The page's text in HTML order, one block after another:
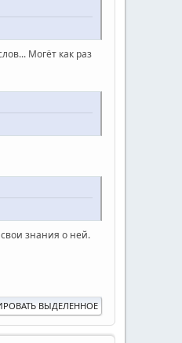
Могёт как раз
свои знания о ней.
ВЫДЕЛЕННОЕ